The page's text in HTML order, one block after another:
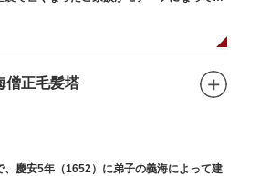
僧正毛髪塔
、慶安5年（1652）に弟子の義海によって建